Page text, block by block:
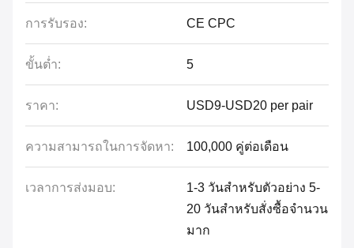
การรับรอง: CE CPC
ขั้นต่ำ: 5
ราคา: USD9-USD20 per pair
ความสามารถในการจัดหา: 100,000 คู่ต่อเดือน
เวลาการส่งมอบ:
1-3 วันสำหรับตัวอย่าง 5-
20 วันสำหรับสั่งซื้อจำนวน
มาก